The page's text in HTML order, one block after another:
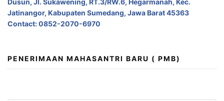
Dusun, Jl. Sukawening, RT.3/RW.6, Hegarmanah, Kec.
Jatinangor, Kabupaten Sumedang, Jawa Barat 45363
Contact: 0852-2070-6970
PENERIMAAN MAHASANTRI BARU ( PMB)